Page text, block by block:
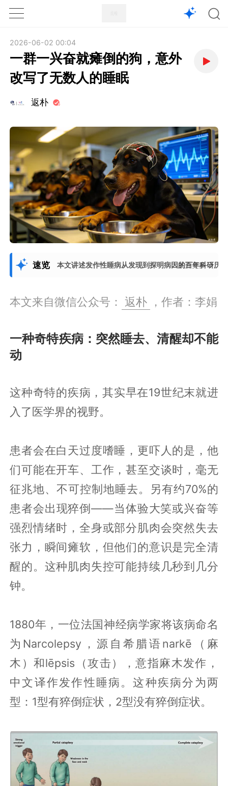
1X
2026-06-02 00:04
一群一兴奋就瘫倒的狗，意外
改写了无数人的睡眠
返朴
速览 本文讲述发作性睡病从发现到探明病因的百年科研历
展开更多
本文来自微信公众号： 返朴 ，作者：李娟
一种奇特疾病：突然睡去、清醒却不能
动
这种奇特的疾病，其实早在19世纪末就进
入了医学界的视野。
患者会在白天过度嗜睡，更吓人的是，他
们可能在开车、工作，甚至交谈时，毫无
征兆地、不可控制地睡去。另有约70%的
患者会出现猝倒——当体验大笑或兴奋等
强烈情绪时，全身或部分肌肉会突然失去
张力，瞬间瘫软，但他们的意识是完全清
醒的。这种肌肉失控可能持续几秒到几分
钟。
1880年，一位法国神经病学家将该病命名
为Narcolepsy，源自希腊语narkē（麻
木）和lēpsis（攻击），意指麻木发作，
中文译作发作性睡病。这种疾病分为两
型：1型有猝倒症状，2型没有猝倒症状。